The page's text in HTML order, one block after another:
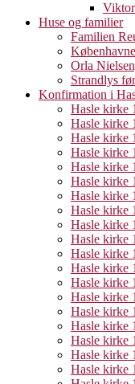
Huse og familier
Familien
Orla
Strandlys
Konfirmation i
Hasle kirke
Hasle kirke
Hasle kirke
Hasle kirke
Hasle kirke
Hasle kirke
Hasle kirke
Hasle kirke
Hasle kirke
Hasle kirke
Hasle kirke
Hasle kirke
Hasle kirke
Hasle kirke
Hasle kirke
Hasle kirke
Hasle kirke
Hasle kirke
Hasle kirke